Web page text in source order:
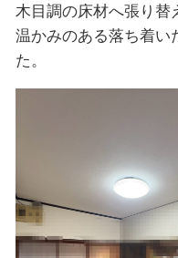
木目調の床材へ張り替
温かみのある落ち着い
た。